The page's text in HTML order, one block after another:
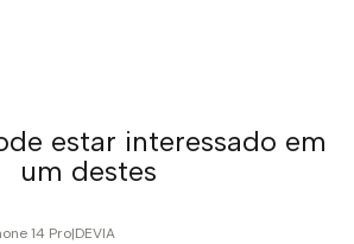
estar interessado em
um destes
14 Pro|DEVIA